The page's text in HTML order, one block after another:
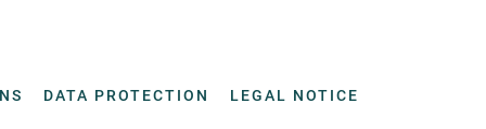
DATA PROTECTION LEGAL NOTICE